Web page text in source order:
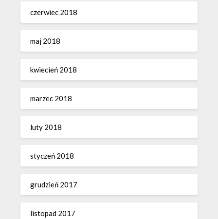
czerwiec 2018
maj 2018
kwiecień 2018
marzec 2018
luty 2018
styczeń 2018
grudzień 2017
listopad 2017